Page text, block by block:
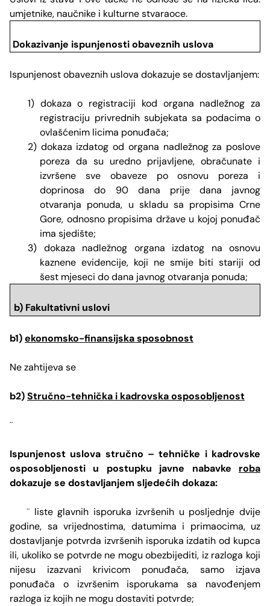
umjetnike, naučnike i kulturne stvaraoce.
Dokazivanje ispunjenosti obaveznih uslova
Ispunjenost obaveznih uslova dokazuje se dostavljanjem:
1) dokaza o registraciji kod organa nadležnog za
registraciju privrednih subjekata sa podacima o
ovlašćenim licima ponuđača;
2) dokaza izdatog od organa nadležnog za poslove
poreza da su uredno prijavljene, obračunate i
izvršene sve obaveze po osnovu poreza i
doprinosa do 90 dana prije dana javnog
otvaranja ponuda, u skladu sa propisima Crne
Gore, odnosno propisima države u kojoj ponuđač
ima sjedište;
3) dokaza nadležnog organa izdatog na osnovu
kaznene evidencije, koji ne smije biti stariji od
šest mjeseci do dana javnog otvaranja ponuda;
b) Fakultativni uslovi
b1)ekonomsko-finansijska sposobnost
Ne zahtijeva se
b2)Stručno-tehnička i kadrovska osposobljenost
¨
Ispunjenost uslova stručno – tehničke i kadrovske
osposobljenosti u postupku javne nabavke roba
dokazuje se dostavljanjem sljedećih dokaza:
¨ liste glavnih isporuka izvršenih u posljednje dvije
godine, sa vrijednostima, datumima i primaocima, uz
dostavljanje potvrda izvršenih isporuka izdatih od kupca
ili, ukoliko se potvrde ne mogu obezbijediti, iz razloga koji
nijesu izazvani krivicom ponuđača, samo izjava
ponuđača o izvršenim isporukama sa navođenjem
razloga iz kojih ne mogu dostaviti potvrde;